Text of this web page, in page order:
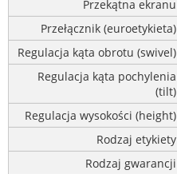
Przekątna ekranu
Przełącznik (euroetykieta)
Regulacja kąta obrotu (swivel)
Regulacja kąta pochylenia
(tilt)
Regulacja wysokości (height)
Rodzaj etykiety
Rodzaj gwarancji